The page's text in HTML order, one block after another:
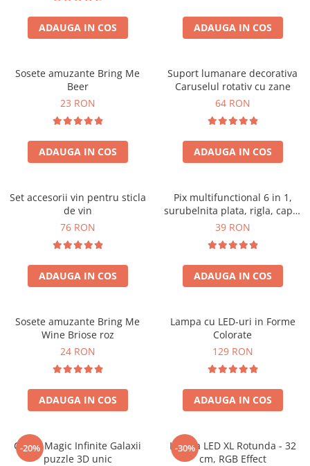
ADAUGA IN COS ADAUGA IN COS
Sosete amuzante Bring Me
Beer
23 RON
ADAUGA IN COS
Suport lumanare decorativa
Caruselul rotativ cu zane
64 RON
ADAUGA IN COS
Set accesorii vin pentru sticla
de vin
76 RON
ADAUGA IN COS
Pix multifunctional 6 in 1,
surubelnita plata, rigla, capat
touchscreen, nivela cu bula
39 RON
ADAUGA IN COS
Sosete amuzante Bring Me
Wine Briose roz
24 RON
ADAUGA IN COS
Lampa cu LED-uri in Forme
Colorate
129 RON
ADAUGA IN COS
-20%
Cubul Magic Infinite Galaxii
puzzle 3D unic
-30%
Lampa LED XL Rotunda - 32
cm, RGB Effect